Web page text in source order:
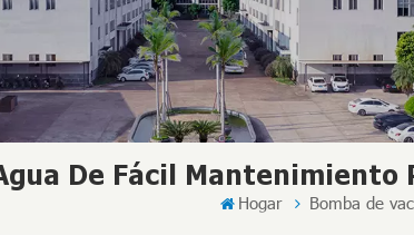
De Fácil
Hogar Bomba de